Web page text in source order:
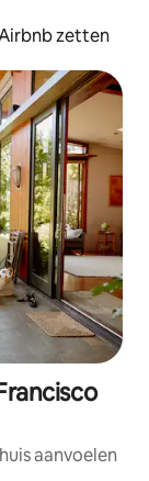
zetten
aanvoelen